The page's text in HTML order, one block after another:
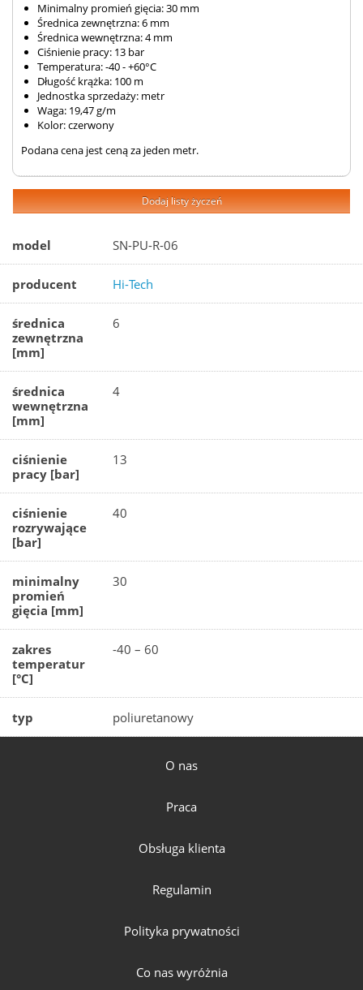
Minimalny promień gięcia: 30 mm
Średnica zewnętrzna: 6 mm
Średnica wewnętrzna: 4 mm
Ciśnienie pracy: 13 bar
Temperatura: -40 - +60°C
Długość krążka: 100 m
Jednostka sprzedaży: metr
Waga: 19,47 g/m
Kolor: czerwony
Podana cena jest ceną za jeden metr.
Dodaj listy życzeń
model SN-PU-R-06
producent Hi-Tech
średnica
zewnętrzna
[mm]
6
średnica
wewnętrzna
[mm]
4
ciśnienie
pracy [bar]
13
ciśnienie
rozrywające
[bar]
40
minimalny
promień
gięcia [mm]
30
zakres
temperatur
[°C]
-40 – 60
typ poliuretanowy
O nas
Praca
Obsługa klienta
Regulamin
Polityka prywatności
Co nas wyróżnia